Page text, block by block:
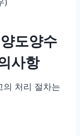
도양수
사항
의 처리 절차는